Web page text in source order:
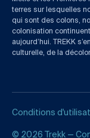
terres sur lesquelles
qui sont des colons,
colonisation
aujourd’hui. TREKK
culturelle, de la
Conditions
© 2026 Trekk —